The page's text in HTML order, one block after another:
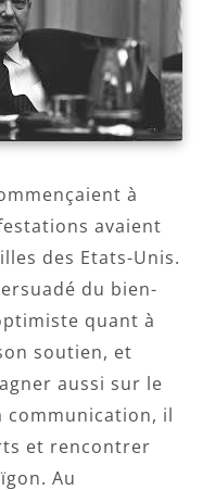
à
avaient
des Etats-Unis.
du bien-
quant à
soutien, et
aussi sur le
il
et rencontrer
Au